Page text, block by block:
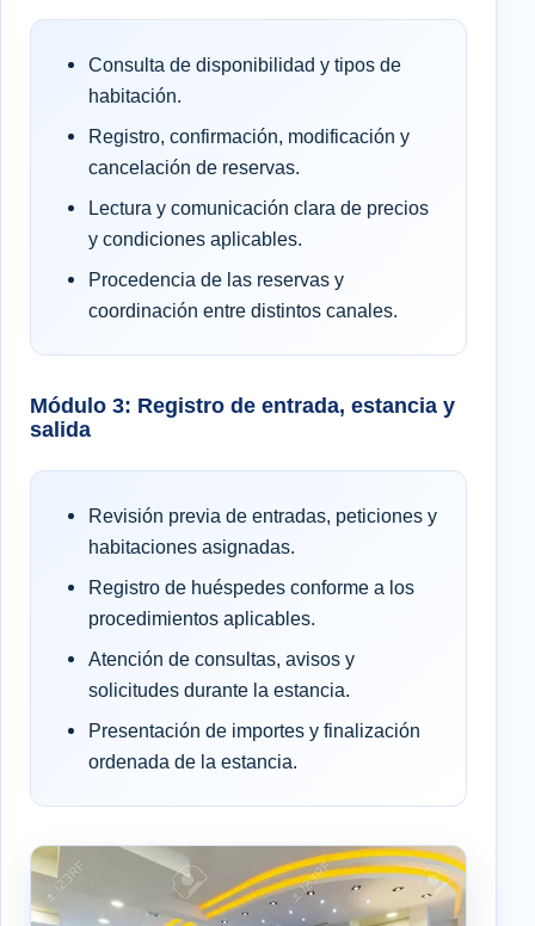
Consulta de disponibilidad y tipos de
habitación.
Registro, confirmación, modificación y
cancelación de reservas.
Lectura y comunicación clara de precios
y condiciones aplicables.
Procedencia de las reservas y
coordinación entre distintos canales.
Módulo 3: Registro de entrada, estancia y
salida
Revisión previa de entradas, peticiones y
habitaciones asignadas.
Registro de huéspedes conforme a los
procedimientos aplicables.
Atención de consultas, avisos y
solicitudes durante la estancia.
Presentación de importes y finalización
ordenada de la estancia.